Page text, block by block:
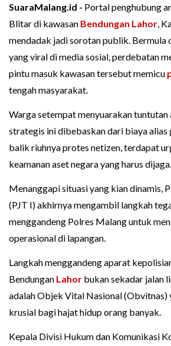
SuaraMalang.id - Portal penghubung
Blitar di kawasan Bendungan Lahor,
mendadak jadi sorotan publik. Bermula
yang viral di media sosial, perdebatan
pintu masuk kawasan tersebut memicu
tengah masyarakat.
Warga setempat menyuarakan tuntutan
strategis ini dibebaskan dari biaya alias
balik riuhnya protes netizen, terdapat
keamanan aset negara yang harus dijaga.
Menanggapi situasi yang kian dinamis,
(PJT I) akhirnya mengambil langkah
menggandeng Polres Malang untuk
operasional di lapangan.
Langkah menggandeng aparat
Bendungan Lahor bukan sekadar jalan
adalah Objek Vital Nasional (Obvitnas)
krusial bagi hajat hidup orang banyak.
Kepala Divisi Hukum dan Komunikasi